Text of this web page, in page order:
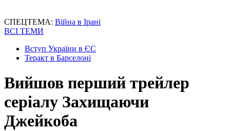
СПЕЦТЕМА: Війна в Ірані
ВСІ ТЕМИ
Вступ України в ЄС
Теракт в Барселоні
Вийшов перший трейлер
серіалу Захищаючи
Джейкоба